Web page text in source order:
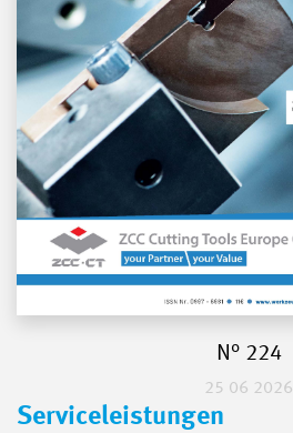
N° 224
25 06 2026
Serviceleistungen